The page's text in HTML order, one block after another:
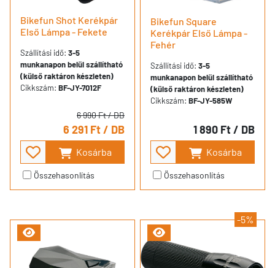
Bikefun Shot Kerékpár
Első Lámpa - Fekete
Szállítási idő: 3-5
munkanapon belül szállítható
(külső raktáron készleten)
Cikkszám: BF-JY-7012F
6 990 Ft/ DB
6 291 Ft/ DB
Kosárba
Összehasonlítás
Bikefun Square
Kerékpár Első Lámpa -
Fehér
Szállítási idő: 3-5
munkanapon belül szállítható
(külső raktáron készleten)
Cikkszám: BF-JY-585W
1 890 Ft/ DB
Kosárba
Összehasonlítás
-5%